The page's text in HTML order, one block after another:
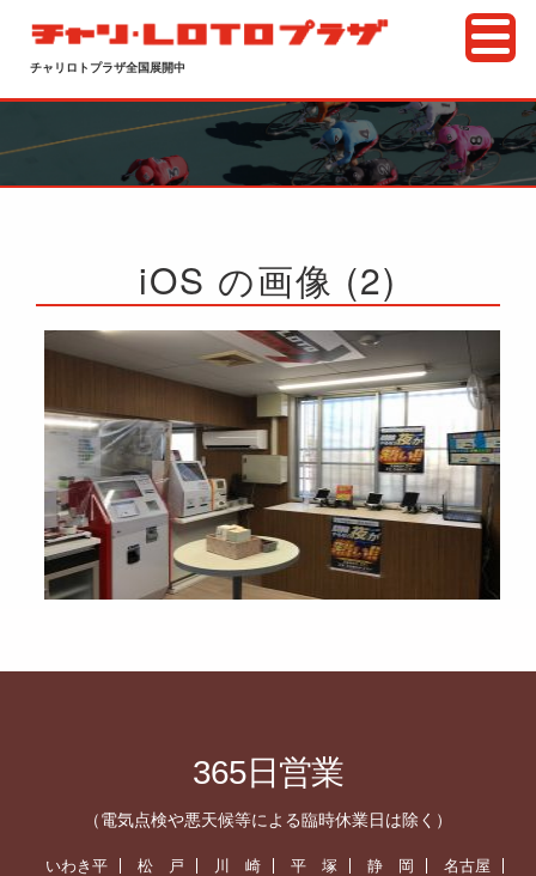
チャリロトプラザ全国展開中
iOS の画像 (2)
365日営業
（電気点検や悪天候等による臨時休業日は除く）
いわき平 松 戸 川 崎 平 塚 静 岡
名古屋